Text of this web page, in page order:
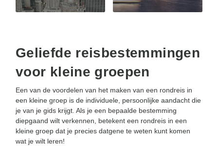
Geliefde reisbestemmingen
voor kleine groepen
Een van de voordelen van het maken van een rondreis in
een kleine groep is de individuele, persoonlijke aandacht die
je van je gids krijgt. Als je een bepaalde bestemming
diepgaand wilt verkennen, betekent een rondreis in een
kleine groep dat je precies datgene te weten kunt komen
wat je wilt leren!